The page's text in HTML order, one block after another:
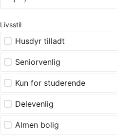
Livsstil
Husdyr tilladt
Seniorvenlig
Kun for studerende
Delevenlig
Almen bolig